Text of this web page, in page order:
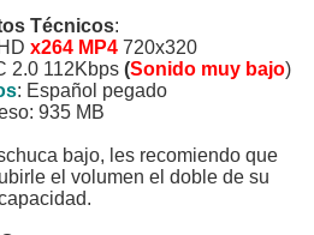
Técnicos:
x264 MP4720x320
2.0 112Kbps (Sonido muy bajo)
: Español pegado
935 MB
bajo, les recomiendo que
el volumen el doble de su